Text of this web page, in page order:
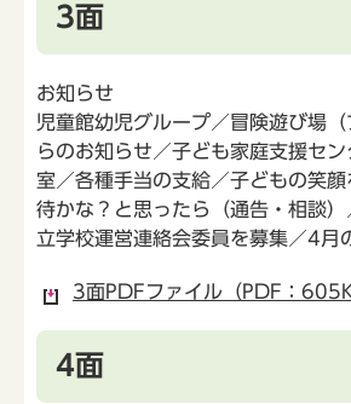
3面
お知らせ
児童館幼児グループ／冒険遊び場
らのお知らせ／子ども家庭支援セ
室／各種手当の支給／子どもの笑
待かな？と思ったら（通告・相談
立学校運営連絡会委員を募集／4月
3面PDFファイル（PDF：
4面